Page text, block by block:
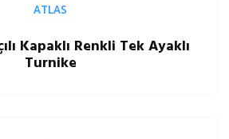
ATLAS
Kapaklı Renkli Tek Ayaklı
Turnike